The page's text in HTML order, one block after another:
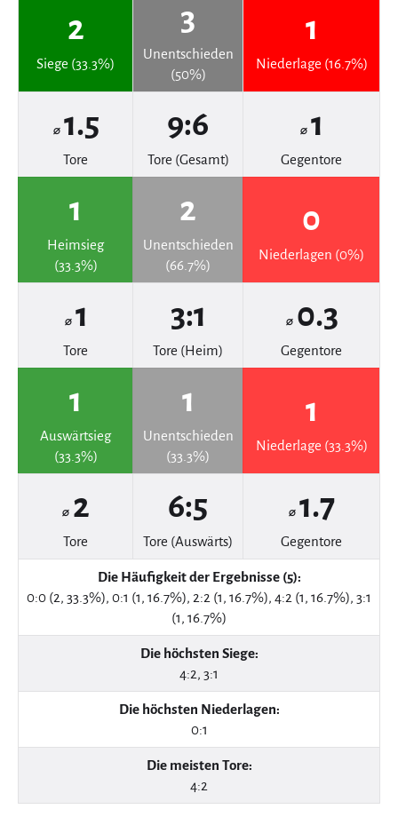
2
Siege (33.3%)
3
Unentschieden
(50%)
1
Niederlage (16.7%)
⌀ 1.5
Tore
9:6
Tore (Gesamt)
⌀ 1
Gegentore
1
Heimsieg
(33.3%)
2
Unentschieden
(66.7%)
0
Niederlagen (0%)
⌀ 1
Tore
3:1
Tore (Heim)
⌀ 0.3
Gegentore
1
Auswärtsieg
(33.3%)
1
Unentschieden
(33.3%)
1
Niederlage (33.3%)
⌀ 2
Tore
6:5
Tore (Auswärts)
⌀ 1.7
Gegentore
Die Häufigkeit der Ergebnisse (5):
0:0 (2, 33.3%), 0:1 (1, 16.7%), 2:2 (1, 16.7%), 4:2 (1, 16.7%), 3:1
(1, 16.7%)
Die höchsten Siege:
4:2, 3:1
Die höchsten Niederlagen:
0:1
Die meisten Tore:
4:2